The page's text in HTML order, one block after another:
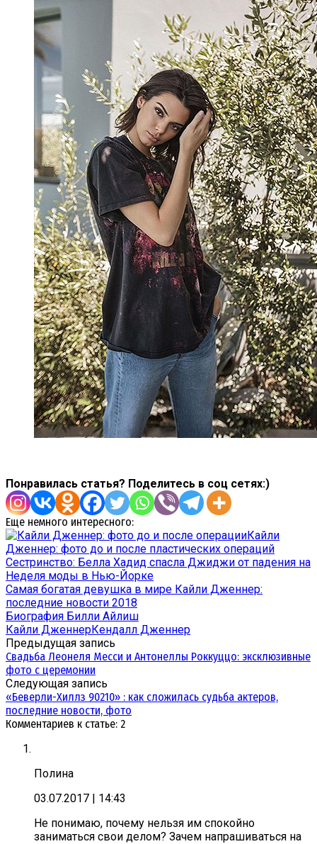
Понравилась статья? Поделитесь в соц сетях:)
Еще немного интересного:
Кайли
Дженнер: фото до и после пластических операций
Сестринство: Белла Хадид спасла Джиджи от падения на
Неделя моды в Нью-Йорке
Самая богатая девушка в мире Кайли Дженнер:
последние новости 2018
Биография Билли Айлиш
Кайли ДженнерКендалл Дженнер
Предыдущая запись
Свадьба Леонеля Месси и Антонеллы Роккуццо: эксклюзивные
фото с церемонии
Следующая запись
«Беверли-Хиллз 90210» : как сложилась судьба актеров,
последние новости, фото
Комментариев к статье: 2
Полина
03.07.2017
| 14:43
Не понимаю, почему нельзя им спокойно
заниматься свои делом? Зачем напрашиваться на